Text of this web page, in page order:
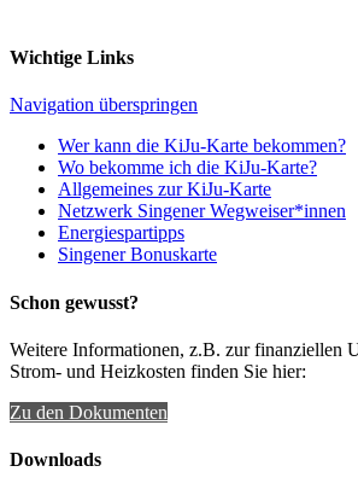
Wichtige Links
Navigation überspringen
Wer kann die KiJu-Karte bekommen?
Wo bekomme ich die KiJu-Karte?
Allgemeines zur KiJu-Karte
Netzwerk Singener Wegweiser*innen
Energiespartipps
Singener Bonuskarte
Schon gewusst?
Weitere Informationen, z.B. zur finanziellen
Strom- und Heizkosten finden Sie hier:
Zu den Dokumenten
Downloads